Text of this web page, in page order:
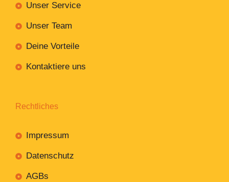
Unser Service
Unser Team
Deine Vorteile
Kontaktiere uns
Rechtliches
Impressum
Datenschutz
AGBs